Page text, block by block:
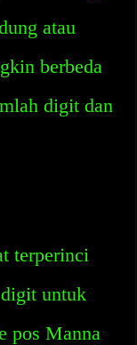
atau
berbeda
digit dan
terperinci
untuk
pos Manna